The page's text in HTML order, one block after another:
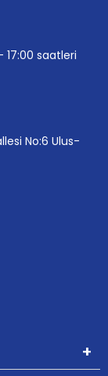
saatleri
No:6 Ulus-